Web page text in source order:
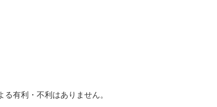
有利・不利はありません。